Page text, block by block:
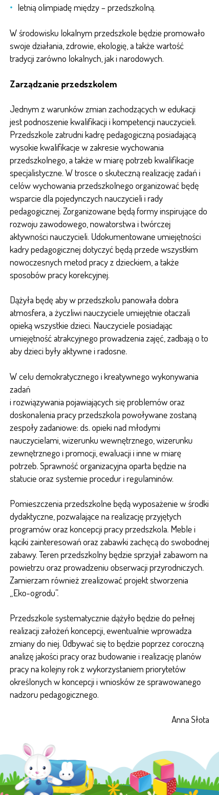
letnią olimpiadę między – przedszkolną.
W środowisku lokalnym przedszkole będzie promowało
swoje działania, zdrowie, ekologię, a także wartość
tradycji zarówno lokalnych, jak i narodowych.
Zarządzanie przedszkolem
Jednym z warunków zmian zachodzących w edukacji
jest podnoszenie kwalifikacji i kompetencji nauczycieli.
Przedszkole zatrudni kadrę pedagogiczną posiadającą
wysokie kwalifikacje w zakresie wychowania
przedszkolnego, a także w miarę potrzeb kwalifikacje
specjalistyczne. W trosce o skuteczną realizację zadań i
celów wychowania przedszkolnego organizować będę
wsparcie dla pojedynczych nauczycieli i rady
pedagogicznej. Zorganizowane będą formy inspirujące do
rozwoju zawodowego, nowatorstwa i twórczej
aktywności nauczycieli. Udokumentowane umiejętności
kadry pedagogicznej dotyczyć będą przede wszystkim
nowoczesnych metod pracy z dzieckiem, a także
sposobów pracy korekcyjnej.
Dążyła będę aby w przedszkolu panowała dobra
atmosfera, a życzliwi nauczyciele umiejętnie otaczali
opieką wszystkie dzieci. Nauczyciele posiadając
umiejętność atrakcyjnego prowadzenia zajęć, zadbają o to
aby dzieci były aktywne i radosne.
W celu demokratycznego i kreatywnego wykonywania
zadań
i rozwiązywania pojawiających się problemów oraz
doskonalenia pracy przedszkola powoływane zostaną
zespoły zadaniowe: ds. opieki nad młodymi
nauczycielami, wizerunku wewnętrznego, wizerunku
zewnętrznego i promocji, ewaluacji i inne w miarę
potrzeb. Sprawność organizacyjna oparta będzie na
statucie oraz systemie procedur i regulaminów.
Pomieszczenia przedszkolne będą wyposażenie w środki
dydaktyczne, pozwalające na realizację przyjętych
programów oraz koncepcji pracy przedszkola. Meble i
kąciki zainteresowań oraz zabawki zachęcą do swobodnej
zabawy. Teren przedszkolny będzie sprzyjał zabawom na
powietrzu oraz prowadzeniu obserwacji przyrodniczych.
Zamierzam również zrealizować projekt stworzenia
„Eko-ogrodu”.
Przedszkole systematycznie dążyło będzie do pełnej
realizacji założeń koncepcji, ewentualnie wprowadza
zmiany do niej. Odbywać się to będzie poprzez coroczną
analizę jakości pracy oraz budowanie i realizację planów
pracy na kolejny rok z wykorzystaniem priorytetów
określonych w koncepcji i wniosków ze sprawowanego
nadzoru pedagogicznego.
Anna Słota